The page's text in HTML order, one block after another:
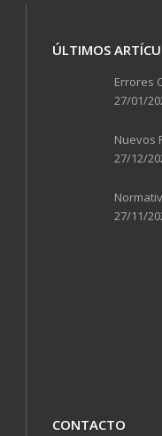
ÚLTIMOS
Errores
27/01/
Nuevos
27/12/
27/11/
CONTACTO